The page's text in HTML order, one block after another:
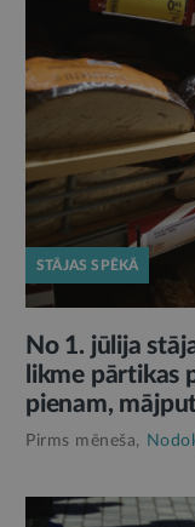
STĀJAS SPĒKĀ
No 1. jūlija
likme pārtikas
pienam,
Pirms mēneša,